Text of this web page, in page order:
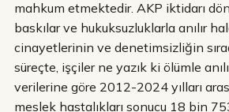
mahkum etmektedir. AKP iktidarı
baskılar ve hukuksuzluklarla anılır
cinayetlerinin ve denetimsizliğin
süreçte, işçiler ne yazık ki ölümle
verilerine göre 2012-2024 yılları
meslek hastalıkları sonucu 18 bin